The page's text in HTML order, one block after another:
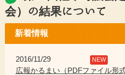
会）の結果について
新着情報
2016/11/29 NEW
広報かるまい（PDFファイル形